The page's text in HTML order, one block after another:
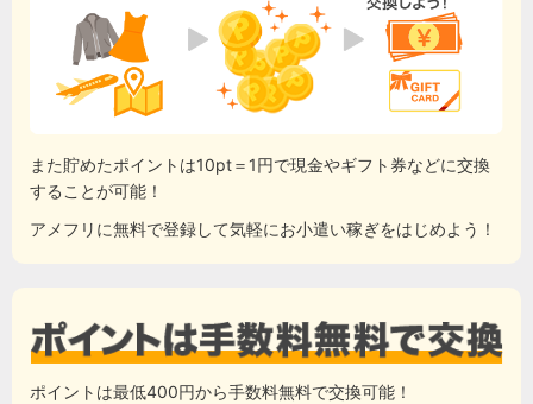
また貯めたポイントは10pt＝1円で現金やギフト券などに交換
することが可能！
アメフリに無料で登録して気軽にお小遣い稼ぎをはじめよう！
ポイントは最低400円から手数料無料で交換可能！